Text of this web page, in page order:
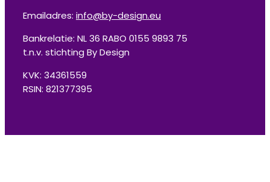
Emailadres: info@by-design.eu
Bankrelatie: NL 36 RABO 0155 9893 75
t.n.v. stichting By Design
KVK: 34361559
RSIN: 821377395